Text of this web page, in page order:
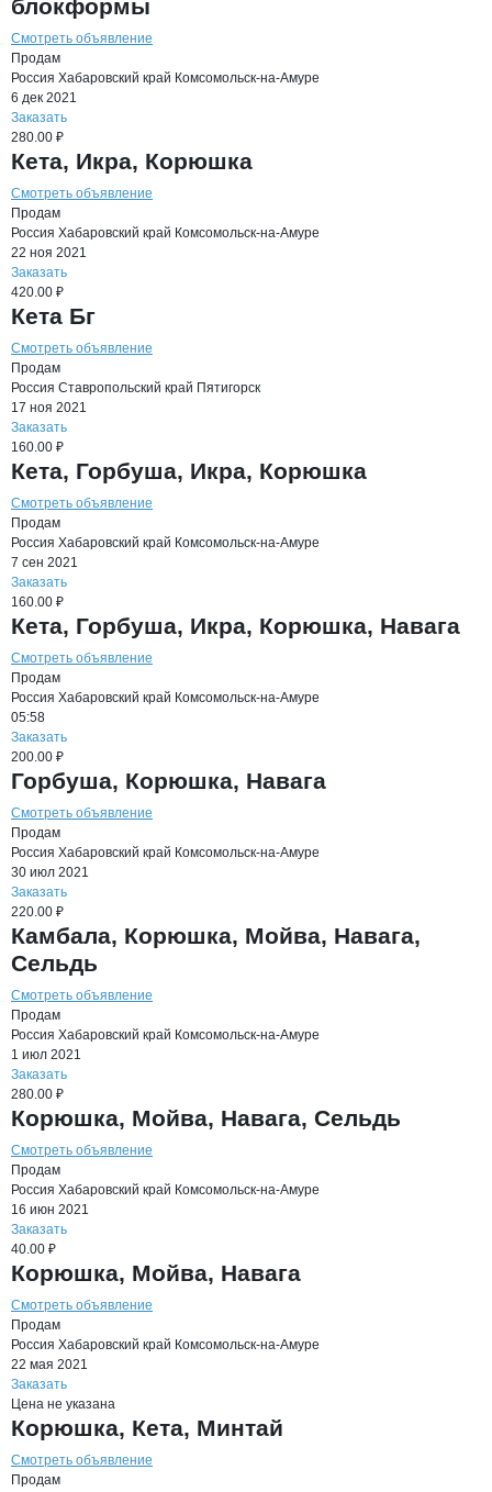
блокформы
Смотреть объявление
Продам
Россия Хабаровский край Комсомольск-на-Амуре
6 дек 2021
Заказать
280.00 ₽
Кета, Икра, Корюшка
Смотреть объявление
Продам
Россия Хабаровский край Комсомольск-на-Амуре
22 ноя 2021
Заказать
420.00 ₽
Кета Бг
Смотреть объявление
Продам
Россия Ставропольский край Пятигорск
17 ноя 2021
Заказать
160.00 ₽
Кета, Горбуша, Икра, Корюшка
Смотреть объявление
Продам
Россия Хабаровский край Комсомольск-на-Амуре
7 сен 2021
Заказать
160.00 ₽
Кета, Горбуша, Икра, Корюшка, Навага
Смотреть объявление
Продам
Россия Хабаровский край Комсомольск-на-Амуре
05:58
Заказать
200.00 ₽
Горбуша, Корюшка, Навага
Смотреть объявление
Продам
Россия Хабаровский край Комсомольск-на-Амуре
30 июл 2021
Заказать
220.00 ₽
Камбала, Корюшка, Мойва, Навага,
Сельдь
Смотреть объявление
Продам
Россия Хабаровский край Комсомольск-на-Амуре
1 июл 2021
Заказать
280.00 ₽
Корюшка, Мойва, Навага, Сельдь
Смотреть объявление
Продам
Россия Хабаровский край Комсомольск-на-Амуре
16 июн 2021
Заказать
40.00 ₽
Корюшка, Мойва, Навага
Смотреть объявление
Продам
Россия Хабаровский край Комсомольск-на-Амуре
22 мая 2021
Заказать
Цена не указана
Корюшка, Кета, Минтай
Смотреть объявление
Продам